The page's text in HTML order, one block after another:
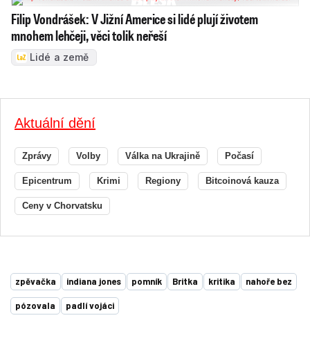
Filip Vondrášek: V Jižní Americe si lidé plují životem
mnohem lehčeji, věci tolik neřeší
Lidé a země
Aktuální dění
Zprávy Volby Válka na Ukrajině Počasí
Epicentrum Krimi Regiony Bitcoinová kauza
Ceny v Chorvatsku
zpěvačka indiana jones pomník Britka kritika nahoře bez
pózovala padlí vojáci